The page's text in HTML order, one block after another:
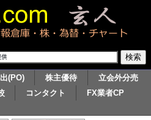
(PO) 株主優待
立会外分売
コンタクト
FX業者CP